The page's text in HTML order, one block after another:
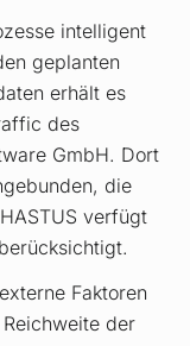
intelligent
geplanten
erhält es
des
GmbH. Dort
die
verfügt
Faktoren
der